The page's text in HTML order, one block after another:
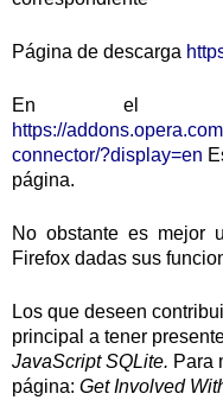
Página de descarga
En el
https://
connector/?display=en
página.
No obstante es mejor
Firefox dadas sus
Los que deseen
principal a tener
JavaScript SQLite. Para
página: Get Involved